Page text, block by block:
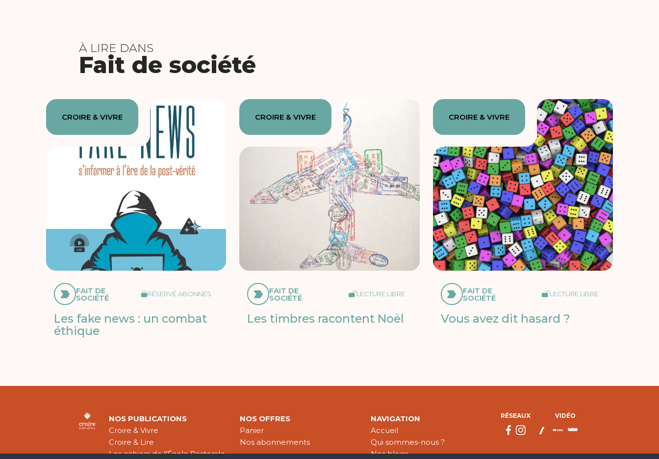
À LIRE DANS
Fait de société
CROIRE & VIVRE
FAIT DE
SOCIÉTÉ RÉSERVÉ ABONNÉS
Les fake news : un combat
éthique
CROIRE & VIVRE
FAIT DE
SOCIÉTÉ LECTURE LIBRE
Les timbres racontent Noël
CROIRE & VIVRE
FAIT DE
SOCIÉTÉ LECTURE LIBRE
Vous avez dit hasard ?
NOS PUBLICATIONS
Croire & Vivre
Croire & Lire
Les cahiers de l’École Pastorale
NOS OFFRES
Panier
Nos abonnements
NAVIGATION
Accueil
Qui sommes-nous ?
Nos blogs
RÉSEAUX VIDÉO